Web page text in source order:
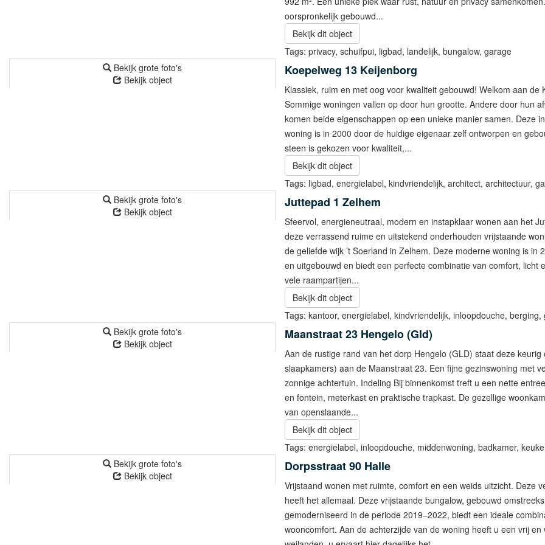
oorspronkelijk gebouwd...
Bekijk dit object
Tags: privacy, schuifpui, ligbad, landelijk, bungalow, garage
Bekijk grote foto's
Bekijk object
Koepelweg 13 Keijenborg
Klassiek, ruim en met oog voor kwaliteit gebouwd! Welkom aan de
Sommige woningen vallen op door hun grootte. Andere door hun
komen beide eigenschappen op een unieke manier samen. Deze
woning is in 2000 door de huidige eigenaar zelf ontworpen en
steen is gekozen voor kwaliteit,...
Bekijk dit object
Tags: ligbad, energielabel, kindvriendelijk, architect, architectuur,
Bekijk grote foto's
Bekijk object
Juttepad 1 Zelhem
Sfeervol, energieneutraal, modern en instapklaar wonen aan het
deze verrassend ruime en uitstekend onderhouden vrijstaande
de geliefde wijk ’t Soerland in Zelhem. Deze moderne woning is in
en uitgebouwd en biedt een perfecte combinatie van comfort, licht
vele raampartijen...
Bekijk dit object
Tags: kantoor, energielabel, kindvriendelijk, inloopdouche, berging,
Bekijk grote foto's
Bekijk object
Maanstraat 23 Hengelo (Gld)
Aan de rustige rand van het dorp Hengelo (GLD) staat deze
slaapkamers) aan de Maanstraat 23. Een fijne gezinswoning met
zonnige achtertuin. Indeling Bij binnenkomst treft u een nette
en fontein, meterkast en praktische trapkast. De gezellige
van openslaande...
Bekijk dit object
Tags: energielabel, inloopdouche, middenwoning, badkamer,
Bekijk grote foto's
Bekijk object
Dorpsstraat 90 Halle
Vrijstaand wonen met ruimte, comfort en een weids uitzicht. Deze
heeft het allemaal. Deze vrijstaande bungalow, gebouwd
gemoderniseerd in de periode 2019–2022, biedt een ideale
wooncomfort. Aan de achterzijde van de woning heeft u een vrij en